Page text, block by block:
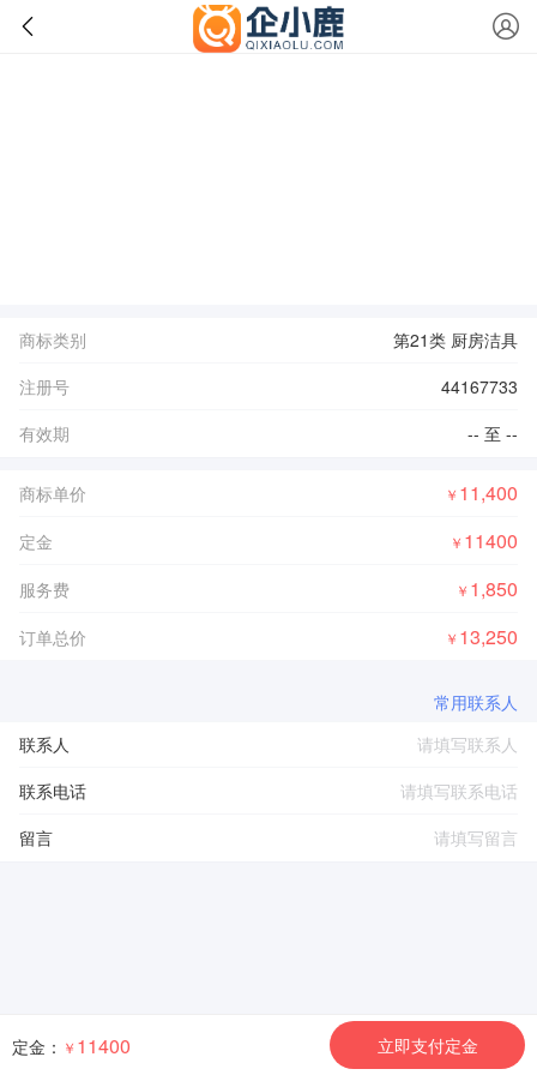
商标类别
第21类 厨房洁具
注册号
44167733
有效期
-- 至 --
商标单价 ￥ 11,400
定金 ￥ 11400
服务费 ￥ 1,850
订单总价 ￥ 13,250
常用联系人
联系人
联系电话
留言
定金： ￥ 11400 立即支付定金